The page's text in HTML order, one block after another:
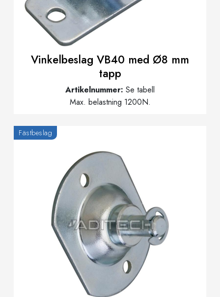
Vinkelbeslag VB40 med Ø8 mm
tapp
Artikelnummer: Se tabell
Max. belastning 1200N.
Fästbeslag